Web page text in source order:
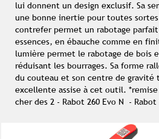
lui donnent un design exclusif. Sa
une bonne inertie pour toutes
contrefer permet un rabotage
essences, en ébauche comme en
lumière permet le rabotage de bois
réduisant les bourrages. Sa forme
du couteau et son centre de gravité
excellente assise à cet outil.
cher des 2 - Rabot 260 Evo N - Rabot